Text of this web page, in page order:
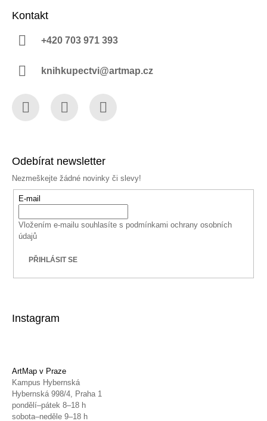
Kontakt
+420 703 971 393
knihkupectvi@artmap.cz
Odebírat newsletter
Nezmeškejte žádné novinky či slevy!
E-mail
Vložením e-mailu souhlasíte s podmínkami ochrany osobních
údajů
PŘIHLÁSIT SE
Instagram
ArtMap v Praze
Kampus Hybernská
Hybernská 998/4, Praha 1
pondělí–pátek 8–18 h
sobota–neděle 9–18 h